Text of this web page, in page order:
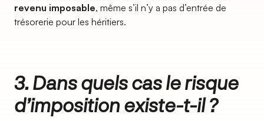
revenu imposable, même s’il n’y a pas d’entrée de
trésorerie pour les héritiers.
3. Dans quels cas le risque
d’imposition existe-t-il ?